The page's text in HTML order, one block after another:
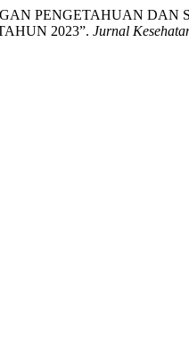
PENGETAHUAN
2023”. Jurnal